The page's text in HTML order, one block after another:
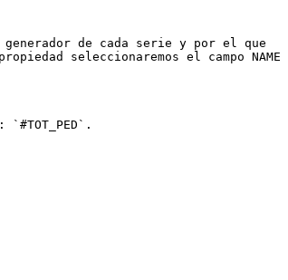
generador de cada serie y por el que
seleccionaremos el campo NAME